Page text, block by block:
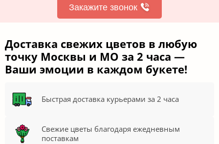
Закажите звонок
Доставка свежих цветов в любую
точку Москвы и МО за 2 часа —
Ваши эмоции в каждом букете!
Быстрая доставка курьерами за 2 часа
Свежие цветы благодаря ежедневным
поставкам